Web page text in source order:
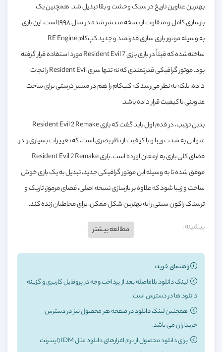
بهترین عناوین تاریخ در سبک وحشت و بقا تبدیل شد. همچنین یک
بازسازی کامل و متفاوت از نسخه منتشر شده در سال ۱۹۹۸ است. این بازی
به وسیله موتور بازی سازی قدرتمند و جدید کپ‌کام RE Engine
ساخته‌شده که قبلاً در بازی بازی Resident Evil 7 مورد استفاده قرار گرفته
بود. موتور گرافیکی قدرتمندی که نه تنها سری Resident Evil را نجات
داده،‌ بلکه به نظر می‌رسد که کپ‌کام را هم در مسیر درستی برای ساخت
عناوینی با کیفیت قرار داده باشد.
بدین ترتیب، در قدم اول باید گفت که بازی Resident Evil 2 Remake
عنوانی به شدت زیبا و با کیفیت از نظر بصری است، که تغییرات بسیاری را در
فضای کلی بازی به ارمغان اورده است. بازی Resident Evil 2 Remake
موفق شده تا به وسیله این موتور گرافیکی جدید، تبدیل به یک بازی خوش
ساخت و زیبا شود که علاوه بر بازسازی نسخه اصلی، فضای مرموز، تاریک و
ترسناک راکون سیتی را به بهترین شکل ممکن، برای مخاطبان زنده کند.
پیشینه :
دو ماه از رویدادهای Resident Evil و حادثه‌ی عمارت گذشته است و
دانشمندان آمبرلا در آزمایشگاه زیرزمینی این شرکت در راکون سیتی
مشغول پژوهش روی پروژه‌ای جدید هستند.در تاریخ ۲۹ سپتامبر ۱۹۹۸ با
آلوده شدن آب شهری اکثر شهروندان منطقه‌ی کوهستانی راکون سیتی
به واسطه‌ی یک سلاح بیولوژیکی تحت عنوان ویروس-تی تبدیل به زامبی
شدند. این سلاح به طور سری توسط شرکت دارویی آمبرلا توسعه داده شده
بود و وجود یک اختلاف در این شرکت منجر به ایجاد یک فاجعه‌ی بزرگ به
مطالعه بیشتر
راهنمای خرید:
لینک دانلود بلافاصله بعد از پرداخت وجه در پروفایل کاربری و گزینه
دانلود ها در دسترس است.
همچنین لینک دانلود در صفحه هر محصول نیز در دسترس
خریداران می باشد.
برای دانلود محصول از نرم افزارهای دانلود مثل IDM (اینترنت